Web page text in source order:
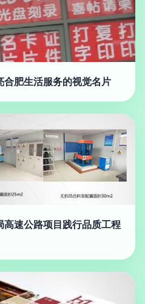
肥生活服务的视觉名片
速公路项目践行品质工程